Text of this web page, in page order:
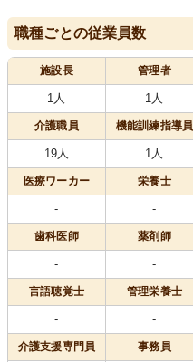
職種ごとの従業員数
施設長 管理者
1人 1人
介護職員 機能訓練指導員
19人 1人
医療ワーカー 栄養士
- -
歯科医師 薬剤師
- -
言語聴覚士 管理栄養士
- -
介護支援専門員 事務員